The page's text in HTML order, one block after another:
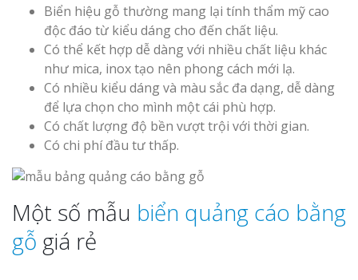
Biển hiệu gỗ thường mang lại tính thẩm mỹ cao
độc đáo từ kiểu dáng cho đến chất liệu.
Có thể kết hợp dễ dàng với nhiều chất liệu khác
như mica, inox tạo nên phong cách mới lạ.
Có nhiều kiểu dáng và màu sắc đa dạng, dễ dàng
để lựa chọn cho mình một cái phù hợp.
Có chất lượng độ bền vượt trội với thời gian.
Có chi phí đầu tư thấp.
Một số mẫu biển quảng cáo bằng
gỗ giá rẻ
Làm Hộp
Cáo Tại Vinh Giá Rẻ
Biển Led
Ma Trận
Nghiệp